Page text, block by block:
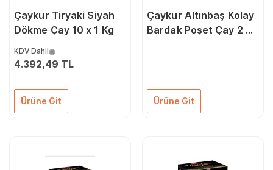
Çaykur Tiryaki Siyah
Dökme Çay 10 x 1 Kg
KDV Dahil
4.392,49 TL
Ürüne Git
Çaykur Altınbaş Kolay
Bardak Poşet Çay 2 gr
Ürüne Git